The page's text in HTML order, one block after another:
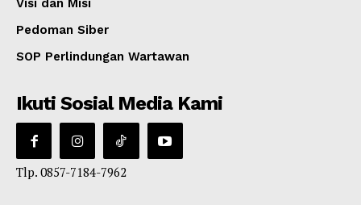
Visi dan Misi
Pedoman Siber
SOP Perlindungan Wartawan
Ikuti Sosial Media Kami
Tlp. 0857-7184-7962